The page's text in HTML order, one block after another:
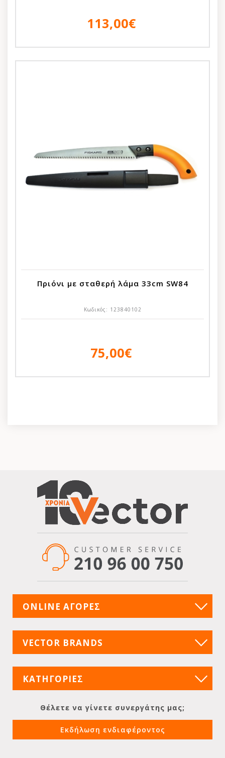
113,00€
Πριόνι με σταθερή λάμα 33cm SW84
Κωδικός: 123840102
75,00€
ONLINE ΑΓΟΡΕΣ
VECTOR BRANDS
ΚΑΤΗΓΟΡΙΕΣ
Θέλετε να γίνετε συνεργάτης μας;
Εκδήλωση ενδιαφέροντος